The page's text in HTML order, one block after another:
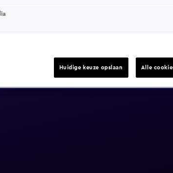
Huidige keuze opslaan Alle